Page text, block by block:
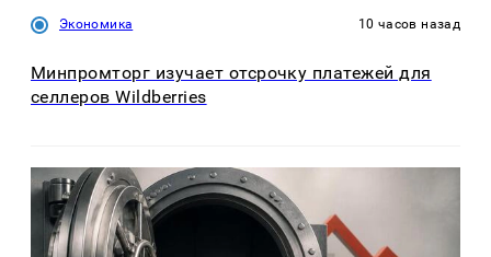
Экономика 10 часов назад
Минпромторг изучает отсрочку платежей для
селлеров Wildberries